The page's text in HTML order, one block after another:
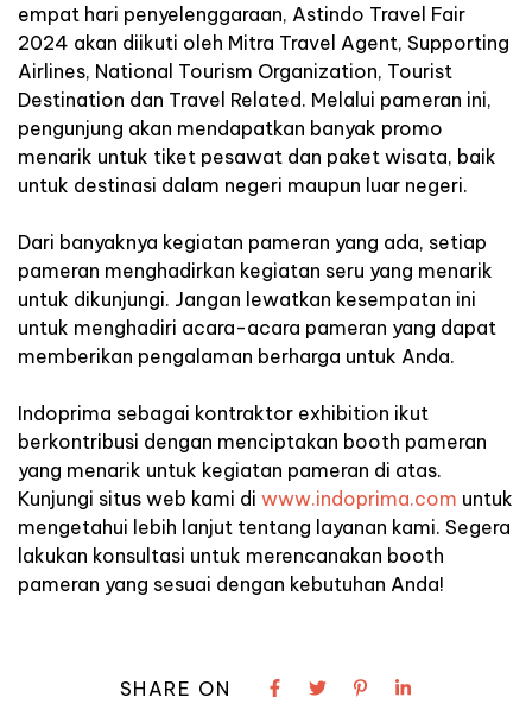
empat hari penyelenggaraan, Astindo Travel Fair
2024 akan diikuti oleh Mitra Travel Agent, Supporting
Airlines, National Tourism Organization, Tourist
Destination dan Travel Related. Melalui pameran ini,
pengunjung akan mendapatkan banyak promo
menarik untuk tiket pesawat dan paket wisata, baik
untuk destinasi dalam negeri maupun luar negeri.
Dari banyaknya kegiatan pameran yang ada, setiap
pameran menghadirkan kegiatan seru yang menarik
untuk dikunjungi. Jangan lewatkan kesempatan ini
untuk menghadiri acara-acara pameran yang dapat
memberikan pengalaman berharga untuk Anda.
Indoprima sebagai kontraktor exhibition ikut
berkontribusi dengan menciptakan booth pameran
yang menarik untuk kegiatan pameran di atas.
Kunjungi situs web kami di www.indoprima.com untuk
mengetahui lebih lanjut tentang layanan kami. Segera
lakukan konsultasi untuk merencanakan booth
pameran yang sesuai dengan kebutuhan Anda!
SHARE ON